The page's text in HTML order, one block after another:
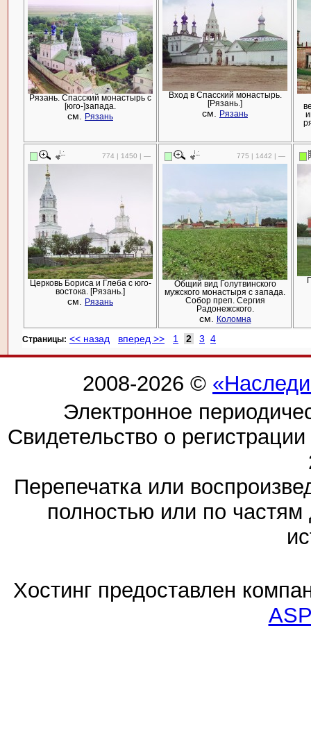
Рязань. Спасский монастырь с
[юго-]запада.
см. Рязань
Вход в Спасский монастырь.
[Рязань.]
см. Рязань
774 | 1450 | —
Церковь Бориса и Глеба с юго-
востока. [Рязань.]
см. Рязань
775 | 1442 | —
Общий вид Голутвинского
мужского монастыря с запада.
Собор преп. Сергия
Радонежского.
см. Коломна
Cтраницы: << назад вперед >> 1 2 3 4
2008-2026 ©
Электронное
Свидетельство о
Перепечатка или
полностью или по частям
Хостинг предоставлен